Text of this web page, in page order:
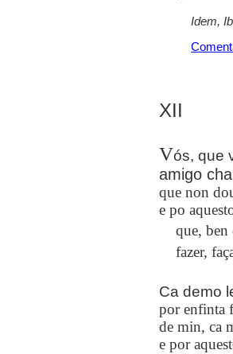
Idem,
XII
Vós, que
amigo
que non
e po
que, ben
fazer,
Ca demo
por enfinta
de min, ca
e por